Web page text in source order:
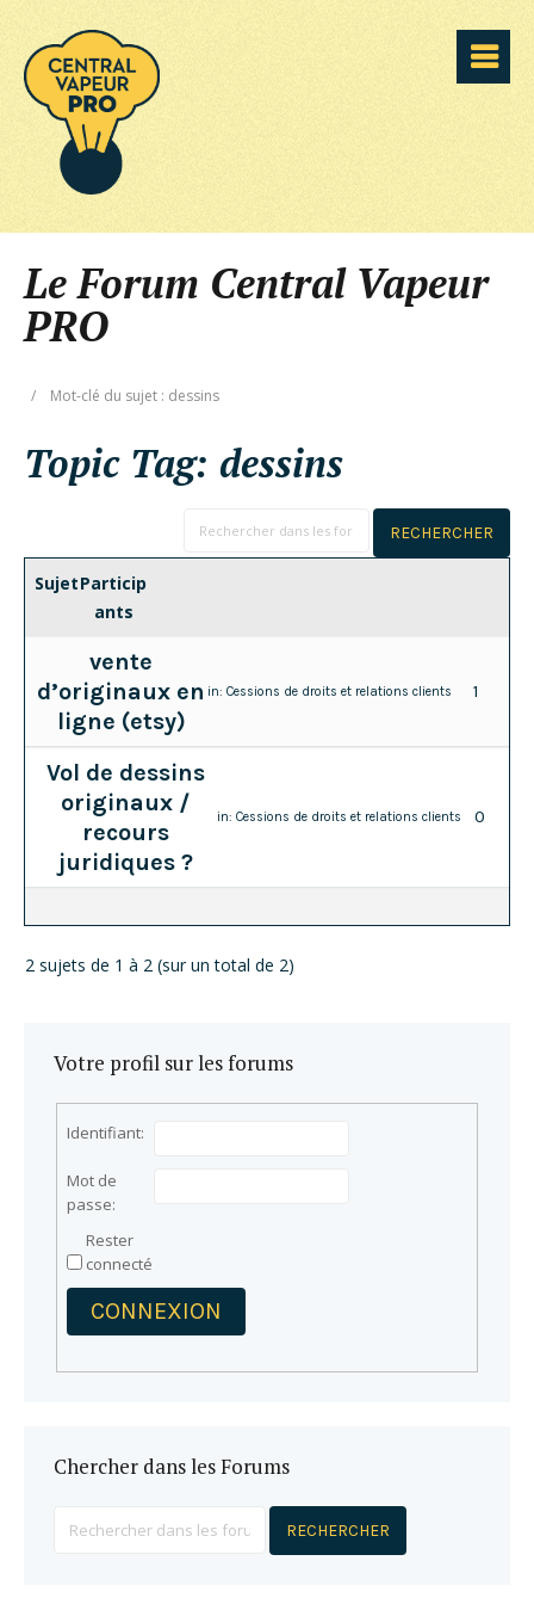
Le Forum Central Vapeur
PRO
/ Mot-clé du sujet : dessins
Topic Tag: dessins
SujetParticip
ants
vente
d’originaux en
ligne (etsy)
in:Cessions de droits et relations clients 1
Vol de dessins
originaux /
recours
juridiques ?
in: Cessions de droits et relations clients 0
2 sujets de 1 à 2 (sur un total de 2)
Votre profil sur les forums
Identifiant:
Mot de
passe:
Rester
connecté
CONNEXION
Chercher dans les Forums